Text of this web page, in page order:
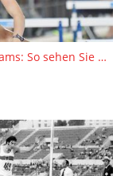
EM Rom | TV-Zeiten & Livestreams: So sehen Sie die Leichtathletik-EM in Rom live